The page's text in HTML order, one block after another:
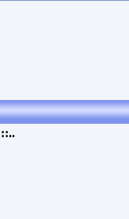
::..